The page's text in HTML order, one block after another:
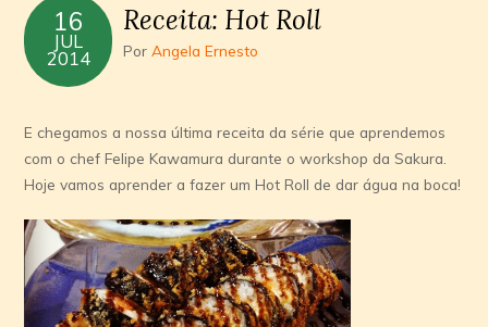
16
JUL
2014
Receita: Hot Roll
PorAngela Ernesto
E chegamos a nossa última receita da série que aprendemos
com o chef Felipe Kawamura durante o workshop da Sakura.
Hoje vamos aprender a fazer um Hot Roll de dar água na boca!